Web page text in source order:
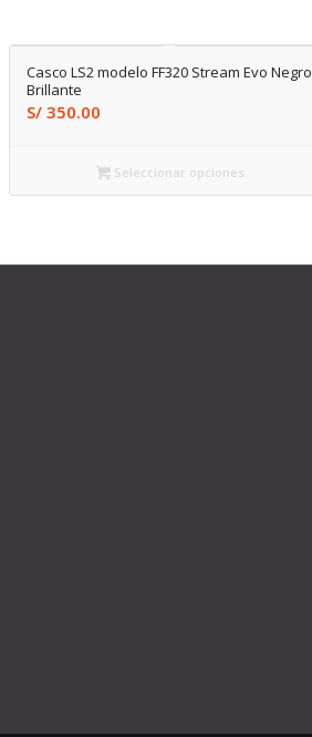
Casco LS2 modelo FF320 Stream Evo Negro
Brillante
S/350.00
Seleccionar opciones